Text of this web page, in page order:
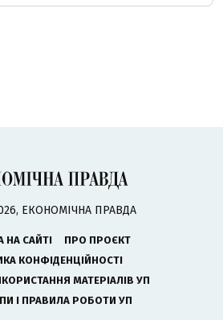
ЕКОНОМІЧНА ПРАВДА
НА САЙТІ
ПРО ПРОЄКТ
КОНФІДЕНЦІЙНОСТІ
МАТЕРІАЛІВ УП
І ПРАВИЛА РОБОТИ УП